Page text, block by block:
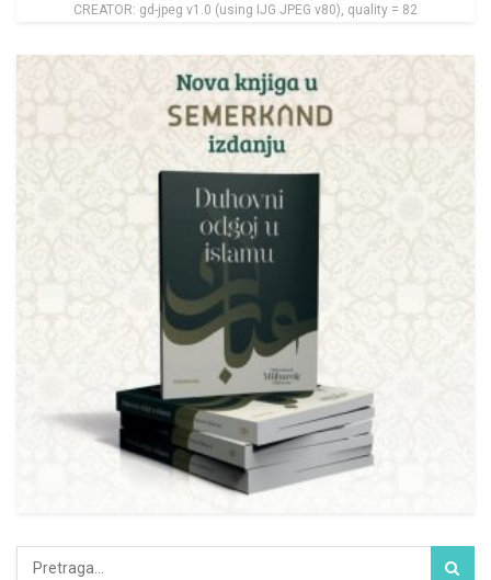
CREATOR: gd-jpeg v1.0 (using IJG JPEG v80), quality = 82